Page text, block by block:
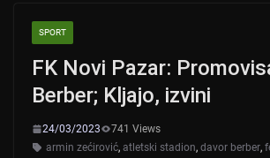
A
p
p
o
k
SPORT
FK Novi Pazar:
Berber; Kljajo, izvini
24/03/2023
741 Views
armin zećirović, atletski stadion, davor berber,